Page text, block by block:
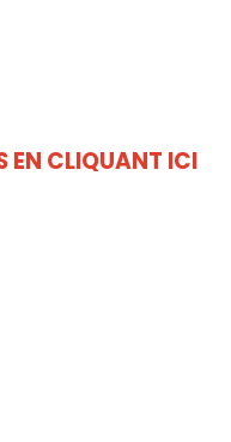
EN CLIQUANT ICI